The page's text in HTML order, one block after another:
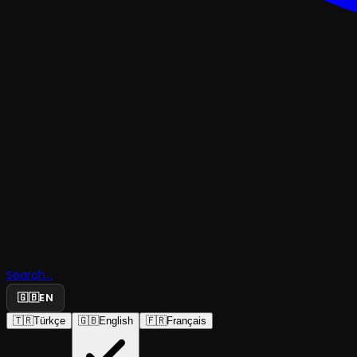
Search...
🇬🇧EN
🇹🇷Türkçe 🇬🇧English 🇫🇷Français
Gelen